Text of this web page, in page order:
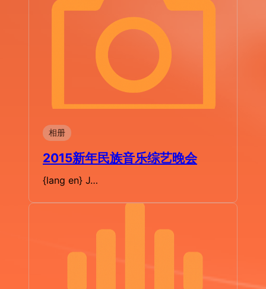
相册
2015新年民族音乐综艺晚会
{lang en} J…